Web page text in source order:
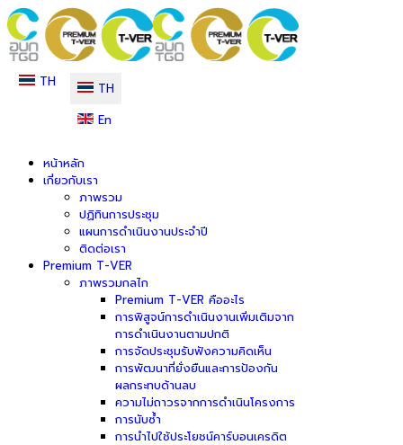
TH
TH
En
หน้าหลัก
เกี่ยวกับเรา
ภาพรวม
ปฏิทินการประชุม
แผนการดำเนินงานประจำปี
ติดต่อเรา
Premium T-VER
ภาพรวมกลไก
Premium T-VER คืออะไร
การพิสูจน์การดำเนินงานเพิ่มเติมจาก
การดำเนินงานตามปกติ
การจัดประชุมรับฟังความคิดเห็น
การพัฒนาที่ยั่งยืนและการป้องกัน
ผลกระทบด้านลบ
ความไม่ถาวรจากการดำเนินโครงการ
การนับซ้ำ
การนำไปใช้ประโยชน์คาร์บอนเครดิต